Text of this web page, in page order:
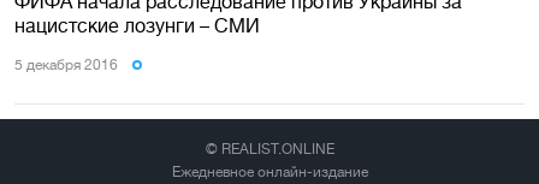
нацистские лозунги – СМИ
5 декабря 2016
© REALIST.ONLINE
Ежедневное онлайн-издание